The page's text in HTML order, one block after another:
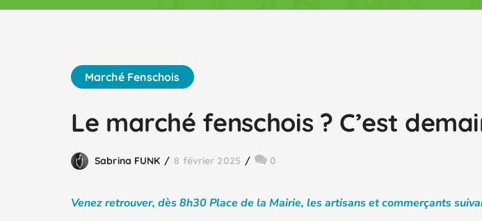
Marché Fenschois
Le marché fenschois ? C’est
Sabrina FUNK 8 février 2025 0
Venez retrouver, dès 8h30 Place de la Mairie, les artisans et commerçants